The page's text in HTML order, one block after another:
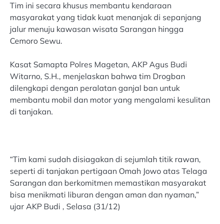
Tim ini secara khusus membantu kendaraan
masyarakat yang tidak kuat menanjak di sepanjang
jalur menuju kawasan wisata Sarangan hingga
Cemoro Sewu.
Kasat Samapta Polres Magetan, AKP Agus Budi
Witarno, S.H., menjelaskan bahwa tim Drogban
dilengkapi dengan peralatan ganjal ban untuk
membantu mobil dan motor yang mengalami kesulitan
di tanjakan.
“Tim kami sudah disiagakan di sejumlah titik rawan,
seperti di tanjakan pertigaan Omah Jowo atas Telaga
Sarangan dan berkomitmen memastikan masyarakat
bisa menikmati liburan dengan aman dan nyaman,”
ujar AKP Budi , Selasa (31/12)